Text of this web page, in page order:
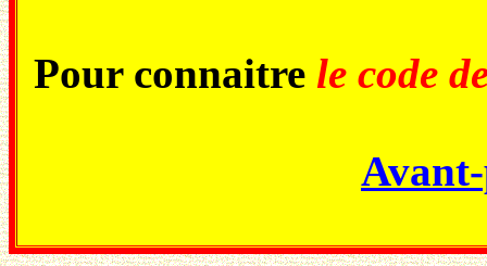
Pour connaitre le code